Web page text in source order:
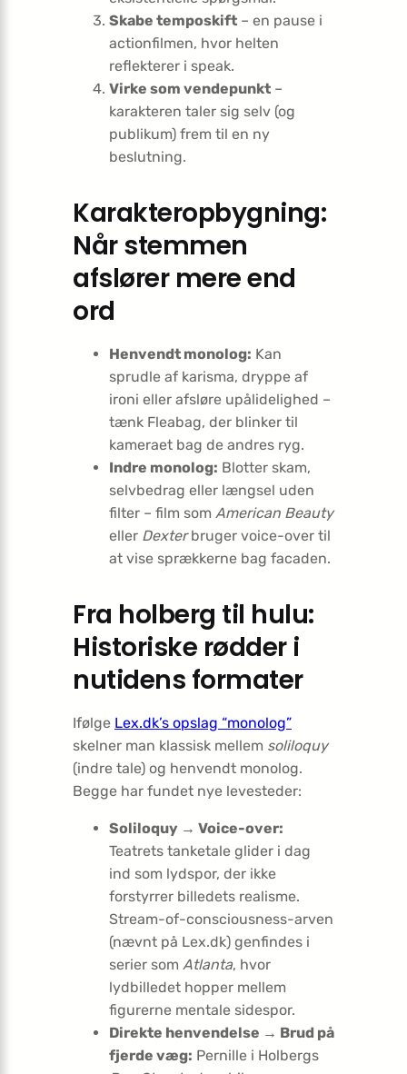
Skabe temposkift – en pause i
actionfilmen, hvor helten
reflekterer i speak.
Virke som vendepunkt –
karakteren taler sig selv (og
publikum) frem til en ny
beslutning.
Karakteropbygning:
Når stemmen
afslører mere end
ord
Henvendt monolog: Kan
sprudle af karisma, dryppe af
ironi eller afsløre upålidelighed –
tænk Fleabag, der blinker til
kameraet bag de andres ryg.
Indre monolog: Blotter skam,
selvbedrag eller længsel uden
filter – film som American Beauty
eller Dexterbruger voice-over til
at vise sprækkerne bag facaden.
Fra holberg til hulu:
Historiske rødder i
nutidens formater
Ifølge Lex.dk’s opslag “monolog”
skelner man klassisk mellem soliloquy
(indre tale) og henvendt monolog.
Begge har fundet nye levesteder:
Soliloquy → Voice-over:
Teatrets tanketale glider i dag
ind som lydspor, der ikke
forstyrrer billedets realisme.
Stream-of-consciousness-arven
(nævnt på Lex.dk) genfindes i
serier som Atlanta, hvor
lydbilledet hopper mellem
figurerne mentale sidespor.
Direkte henvendelse → Brud på
fjerde væg: Pernille i Holbergs